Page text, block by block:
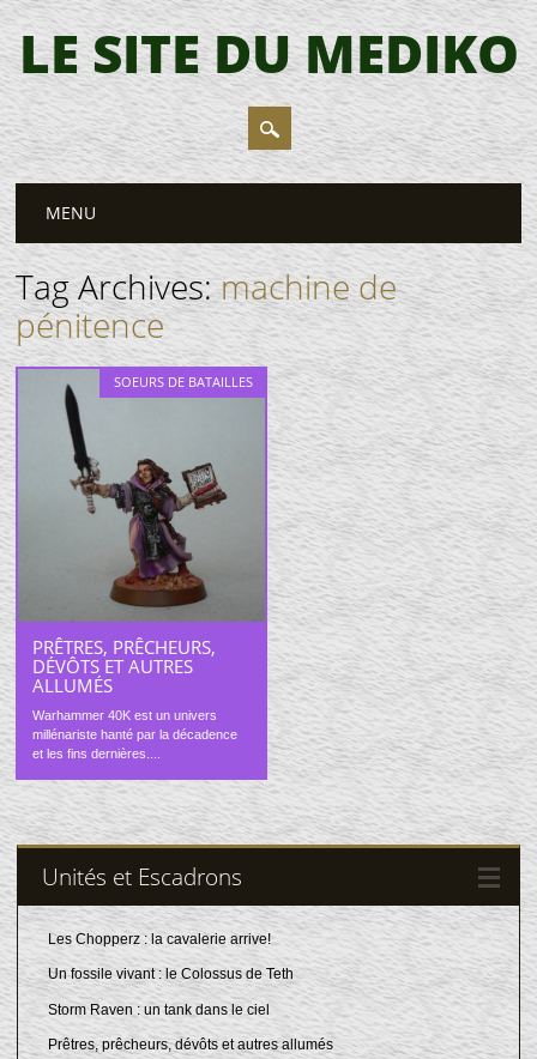
LE SITE DU MEDIKO
Main menu
to
content
MENU
Tag Archives:machine de
pénitence
SOEURS DE BATAILLES
PRÊTRES, PRÊCHEURS,
DÉVÔTS ET AUTRES
ALLUMÉS
Warhammer 40K est un univers
millénariste hanté par la décadence
et les fins dernières....
Unités et Escadrons
Les Chopperz : la cavalerie arrive!
Un fossile vivant : le Colossus de Teth
Storm Raven : un tank dans le ciel
Prêtres, prêcheurs, dévôts et autres allumés